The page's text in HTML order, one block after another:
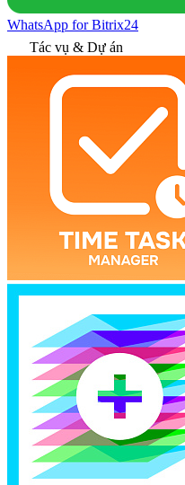
WhatsApp for Bitrix24
Tác vụ & Dự án